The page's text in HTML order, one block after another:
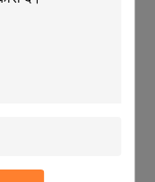
हैं
क्या करता है?
कर्मियों, वे उत्पादों की